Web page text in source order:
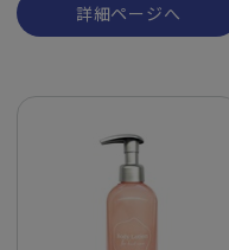
詳細ページへ